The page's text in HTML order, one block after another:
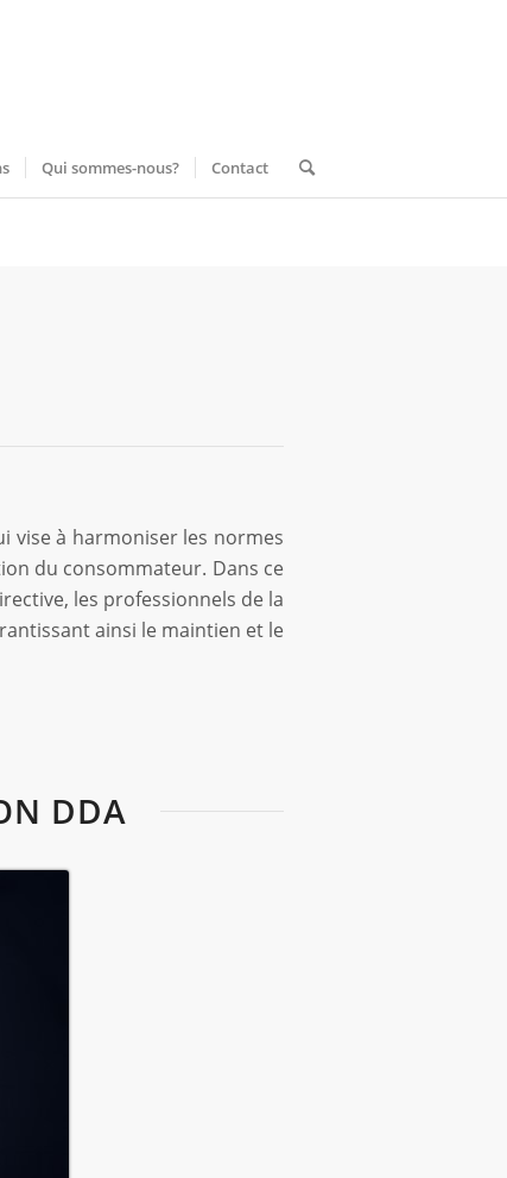
Qui sommes-nous? Contact
vise à harmoniser les normes
du consommateur. Dans ce
les professionnels de la
ainsi le maintien et le
DDA